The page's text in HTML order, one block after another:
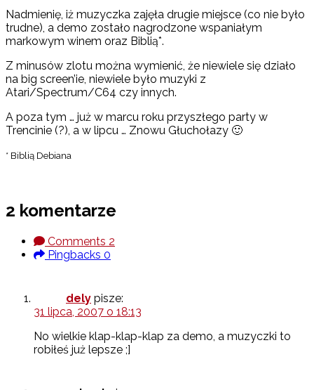
Nadmienię, iż muzyczka zajęła drugie miejsce (co nie było
trudne), a demo zostało nagrodzone wspaniałym
markowym winem oraz Biblią*.
Z minusów zlotu można wymienić, że niewiele się działo
na big screen’ie, niewiele było muzyki z
Atari/Spectrum/C64 czy innych.
A poza tym … już w marcu roku przyszłego party w
Trencinie (?), a w lipcu … Znowu Głuchołazy 🙂
* Biblią Debiana
2 komentarze
Comments 2
Pingbacks 0
dely pisze:
31 lipca, 2007 o 18:13
No wielkie klap-klap-klap za demo, a muzyczki to
robiłeś już lepsze ;]